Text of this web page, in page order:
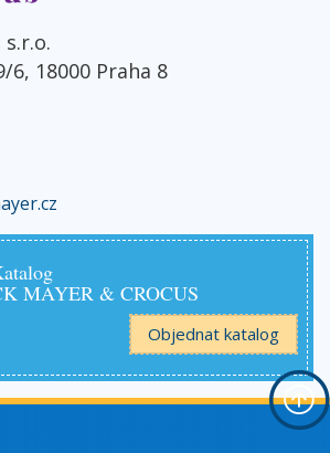
6, 18000 Praha 8
MAYER & CROCUS
Objednat katalog